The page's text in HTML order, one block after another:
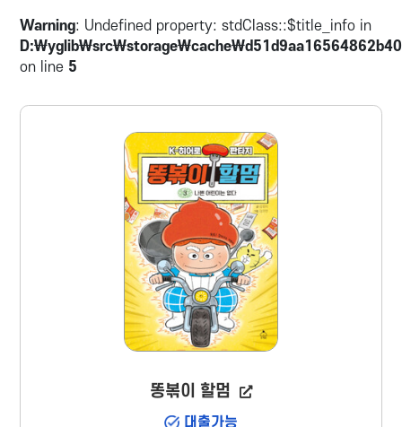
생활 방식을 살펴본다.
Warning: Undefined property: stdClass::$title_info in
on line 5
똥볶이 할멈
대출가능